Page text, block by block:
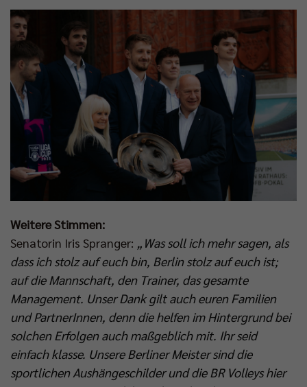
Weitere Stimmen:
Senatorin Iris Spranger: „Was soll ich mehr sagen, als
dass ich stolz auf euch bin, Berlin stolz auf euch ist;
auf die Mannschaft, den Trainer, das gesamte
Management. Unser Dank gilt auch euren Familien
und PartnerInnen, denn die helfen im Hintergrund bei
solchen Erfolgen auch maßgeblich mit. Ihr seid
einfach klasse. Unsere Berliner Meister sind die
sportlichen Aushängeschilder und die BR Volleys hier